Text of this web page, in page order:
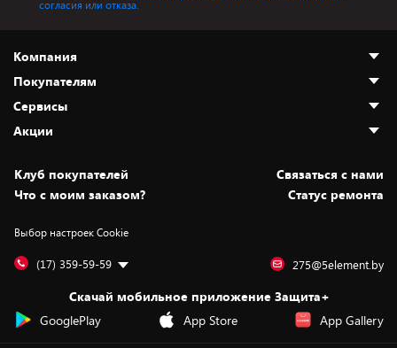
согласия или отказа.
Компания
О нас
Адреса магазинов
Новости
Статьи и обзоры
Вакансии
Дай пять добру!
Покупателям
Как сделать заказ
Оплата и доставка
Безналичный расчёт
Обмен и возврат товара
Обработка персональных данных
Подарочные карты
Сервисы
Установка техники
Для игровых консолей
Для мобильных устройств
Для компьютеров
Сервисные центры
Акции
Скидки и промокоды
Белорусские товары
Бонусы
Оплата частями
Уценка
Клуб покупателей
Cвязаться с нами
Что с моим заказом?
Статус ремонта
Выбор настроек Cookie
(17) 359-59-59 275@5element.by
Скачай мобильное приложение Защита+
GooglePlay
App Store App Gallery